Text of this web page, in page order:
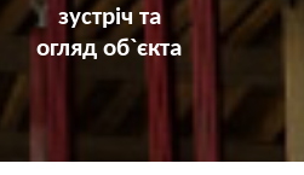
зустріч та
огляд об`єкта